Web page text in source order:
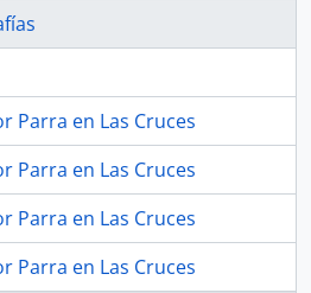
Parra en Las Cruces
Parra en Las Cruces
Parra en Las Cruces
Parra en Las Cruces